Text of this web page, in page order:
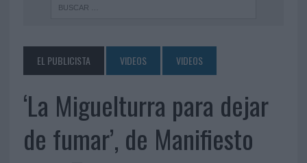
EL PUBLICISTA VIDEOS VIDEOS
‘La Miguelturra para dejar
de fumar’, de Manifiesto